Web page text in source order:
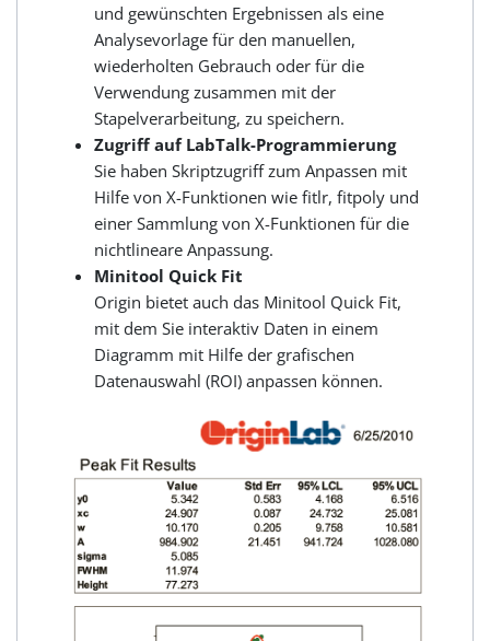
und gewünschten Ergebnissen als eine
Analysevorlage für den manuellen,
wiederholten Gebrauch oder für die
Verwendung zusammen mit der
Stapelverarbeitung, zu speichern.
Zugriff auf LabTalk-Programmierung
Sie haben Skriptzugriff zum Anpassen mit
Hilfe von X-Funktionen wie fitlr, fitpoly und
einer Sammlung von X-Funktionen für die
nichtlineare Anpassung.
Minitool Quick Fit
Origin bietet auch das Minitool Quick Fit,
mit dem Sie interaktiv Daten in einem
Diagramm mit Hilfe der grafischen
Datenauswahl (ROI) anpassen können.